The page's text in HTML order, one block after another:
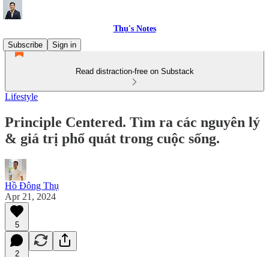
Thụ's Notes
Subscribe
Sign in
Read distraction-free on Substack
Lifestyle
Principle Centered. Tìm ra các nguyên lý
& giá trị phổ quát trong cuộc sống.
Hồ Đông Thụ
Apr 21, 2024
5
2